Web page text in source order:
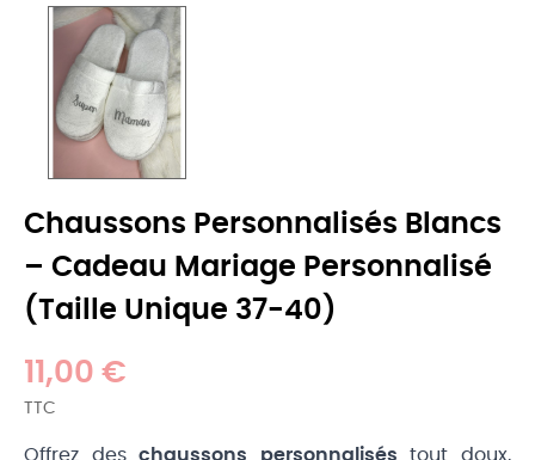
Chaussons Personnalisés Blancs
– Cadeau Mariage Personnalisé
(Taille Unique 37-40)
11,00 €
TTC
Offrez deschaussons personnalisés tout doux,